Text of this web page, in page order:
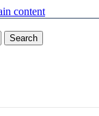
content
Search